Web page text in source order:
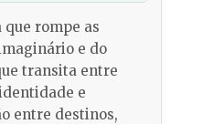
rompe as
e do
transita entre
e
entre destinos,